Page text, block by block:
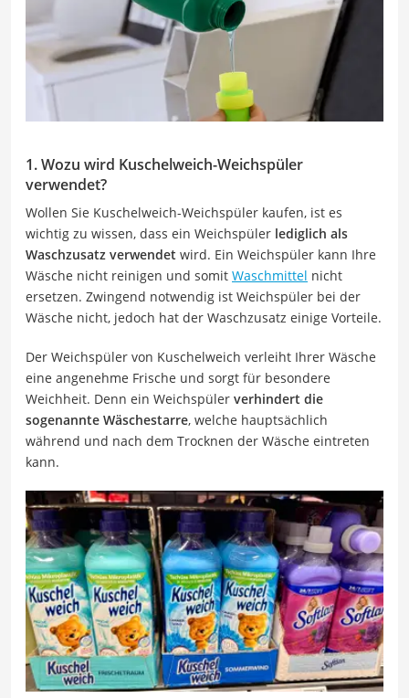
1. Wozu wird Kuschelweich-Weichspüler
verwendet?
Wollen Sie Kuschelweich-Weichspüler kaufen, ist es
wichtig zu wissen, dass ein Weichspüler lediglich als
Waschzusatz verwendet wird. Ein Weichspüler kann Ihre
Wäsche nicht reinigen und somit Waschmittel nicht
ersetzen. Zwingend notwendig ist Weichspüler bei der
Wäsche nicht, jedoch hat der Waschzusatz einige Vorteile.
Der Weichspüler von Kuschelweich verleiht Ihrer Wäsche
eine angenehme Frische und sorgt für besondere
Weichheit. Denn ein Weichspüler verhindert die
sogenannte Wäschestarre, welche hauptsächlich
während und nach dem Trocknen der Wäsche eintreten
kann.